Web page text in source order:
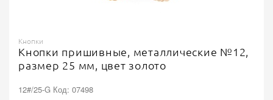
Кнопки
Кнопки пришивные, металлические №12,
размер 25 мм, цвет золото
12#/25-G Код: 07498